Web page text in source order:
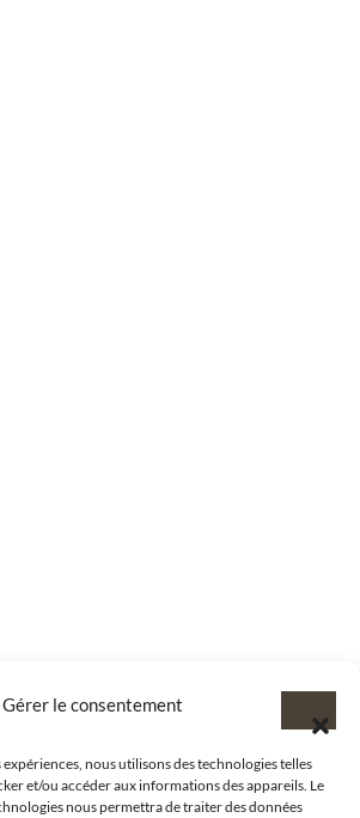
Gérer le consentement
nous utilisons des technologies telles
et/ou accéder aux informations des appareils. Le
nous permettra de traiter des données